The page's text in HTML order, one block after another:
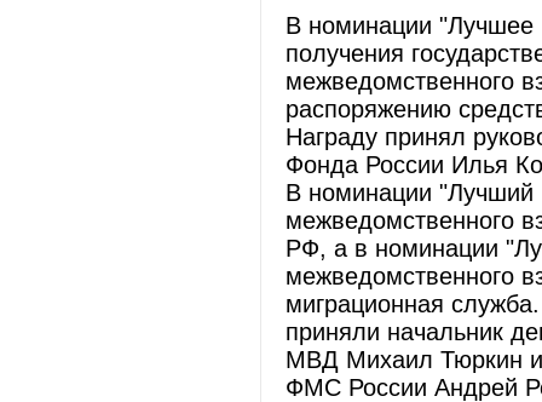
В номинации "Лучшее
получения
межведомственного
распоряжению
Награду принял
Фонда России Илья
В номинации "Лучший
межведомственного
РФ, а в номинации
межведомственного
миграционная
приняли начальник
МВД Михаил Тюркин и
ФМС России Андрей